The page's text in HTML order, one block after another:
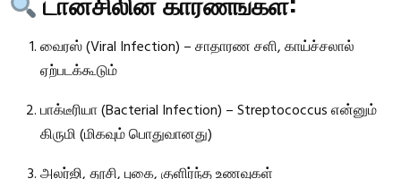
வைரஸ் (Viral Infection) – சாதாரண சளி, காய்ச்சலால்
ஏற்படக்கூடும்
பாக்டீரியா (Bacterial Infection) – Streptococcus என்னும்
கிருமி (மிகவும் பொதுவானது)
அலர்ஜி, தூசி, புகை, குளிர்ந்த உணவுகள்